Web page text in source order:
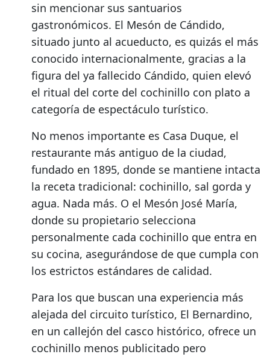
sin mencionar sus santuarios
gastronómicos. El Mesón de Cándido,
situado junto al acueducto, es quizás el más
conocido internacionalmente, gracias a la
figura del ya fallecido Cándido, quien elevó
el ritual del corte del cochinillo con plato a
categoría de espectáculo turístico.
No menos importante es Casa Duque, el
restaurante más antiguo de la ciudad,
fundado en 1895, donde se mantiene intacta
la receta tradicional: cochinillo, sal gorda y
agua. Nada más. O el Mesón José María,
donde su propietario selecciona
personalmente cada cochinillo que entra en
su cocina, asegurándose de que cumpla con
los estrictos estándares de calidad.
Para los que buscan una experiencia más
alejada del circuito turístico, El Bernardino,
en un callejón del casco histórico, ofrece un
cochinillo menos publicitado pero